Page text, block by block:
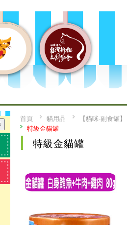
首頁 貓用品
【貓咪-副食罐】
特級金貓罐
特級金貓罐